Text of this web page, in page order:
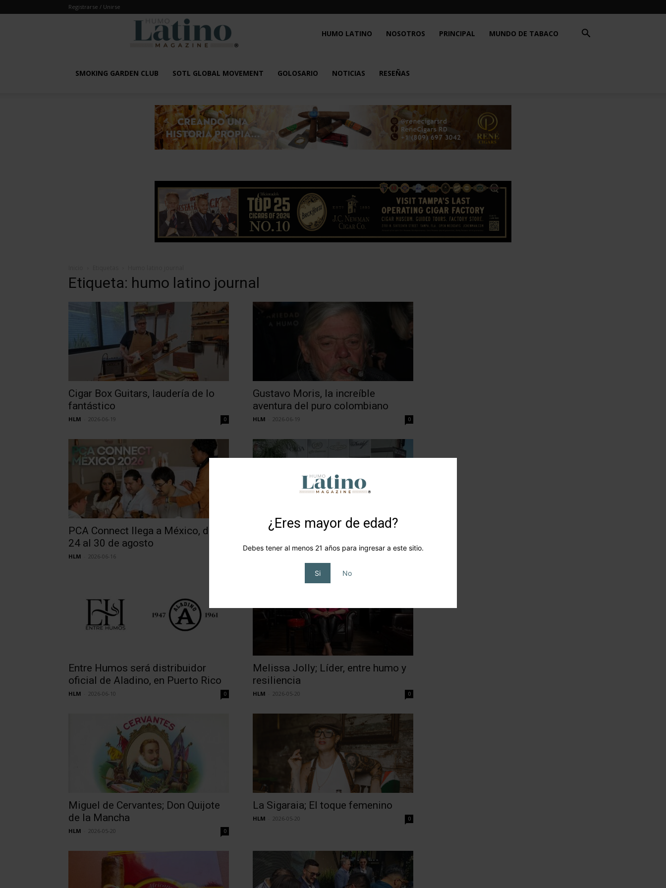
¿Eres mayor de edad?
Debes tener al menos 21 años para ingresar a este sitio.
Si No
Registrarse / Unirse
Latino
HUMO LATINO NOSOTROS PRINCIPAL MUNDO DE TABACO
SMOKING GARDEN CLUB SOTL GLOBAL MOVEMENT GOLOSARIO NOTICIAS RESEÑAS
Etiqueta: humo latino journal
Cigar Box Guitars, laudería de lo
fantástico
HLM 2026-06-19 0
Gustavo Moris, la increíble
aventura del puro colombiano
HLM 2026-06-19 0
PCA Connect llega a México, del
24 al 30 de agosto
HLM 2026-06-16
Entre Humos San Patricio, un
flagship lounge de lujo caribeño
Entre Humos será distribuidor
oficial de Aladino, en Puerto Rico
HLM 2026-06-10 0
Melissa Jolly; Líder, entre humo y
resiliencia
HLM 2026-05-20 0
Miguel de Cervantes; Don Quijote
de la Mancha
HLM 2026-05-20 0
La Sigaraia; El toque femenino
HLM 2026-05-20 0